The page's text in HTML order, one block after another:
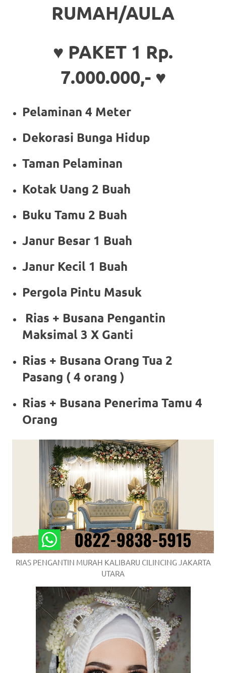
RUMAH/AULA
♥ PAKET 1 Rp.
7.000.000,- ♥
Pelaminan 4 Meter
Dekorasi Bunga Hidup
Taman Pelaminan
Kotak Uang 2 Buah
Buku Tamu 2 Buah
Janur Besar 1 Buah
Janur Kecil 1 Buah
Pergola Pintu Masuk
Rias + Busana Pengantin
Maksimal 3 X Ganti
Rias + Busana Orang Tua 2
Pasang ( 4 orang )
Rias + Busana Penerima Tamu 4
Orang
RIAS PENGANTIN MURAH KALIBARU CILINCING JAKARTA
UTARA